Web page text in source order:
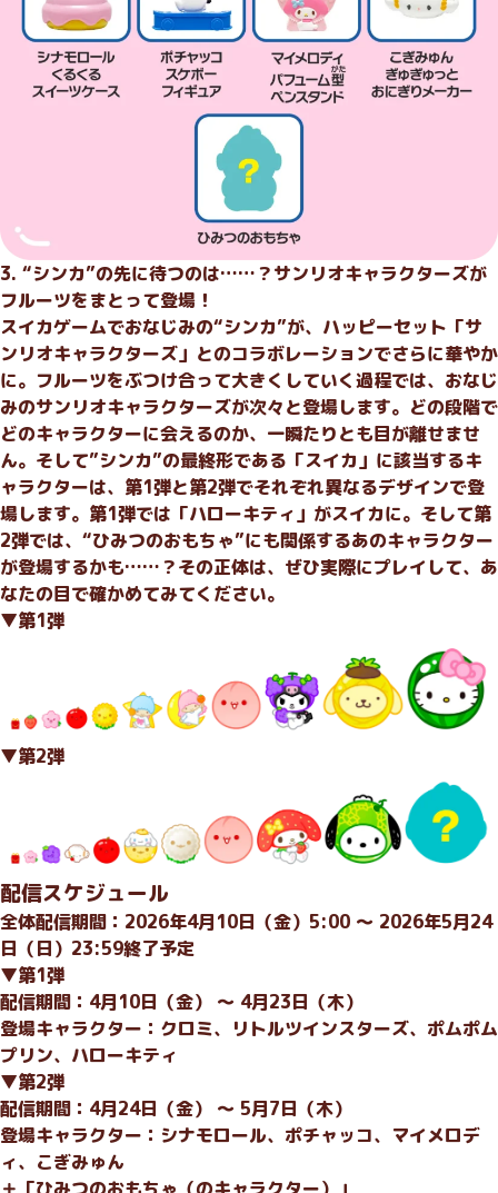
3. “シンカ”の先に待つのは……？サンリオキャラクターズが
フルーツをまとって登場！
スイカゲームでおなじみの“シンカ”が、ハッピーセット「サ
ンリオキャラクターズ」とのコラボレーションでさらに華やか
に。フルーツをぶつけ合って大きくしていく過程では、おなじ
みのサンリオキャラクターズが次々と登場します。どの段階で
どのキャラクターに会えるのか、一瞬たりとも目が離せませ
ん。そして”シンカ”の最終形である「スイカ」に該当するキ
ャラクターは、第1弾と第2弾でそれぞれ異なるデザインで登
場します。第1弾では「ハローキティ」がスイカに。そして第
2弾では、“ひみつのおもちゃ”にも関係するあのキャラクター
が登場するかも……？その正体は、ぜひ実際にプレイして、あ
なたの目で確かめてみてください。
▼第1弾
▼第2弾
配信スケジュール
全体配信期間：2026年4月10日（金）5:00 〜 2026年5月24
日（日）23:59終了予定
▼第1弾
配信期間：4月10日（金） ～ 4月23日（木）
登場キャラクター：クロミ、リトルツインスターズ、ポムポム
プリン、ハローキティ
▼第2弾
配信期間：4月24日（金） ～ 5月7日（木）
登場キャラクター：シナモロール、ポチャッコ、マイメロデ
ィ、こぎみゅん